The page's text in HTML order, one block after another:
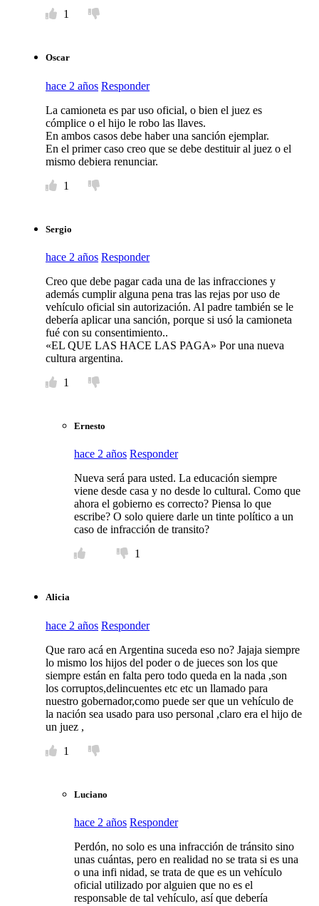
1
Oscar
hace 2 años Responder
La camioneta es par uso oficial, o bien el juez es
cómplice o el hijo le robo las llaves.
En ambos casos debe haber una sanción ejemplar.
En el primer caso creo que se debe destituir al juez o el
mismo debiera renunciar.
1
Sergio
hace 2 años Responder
Creo que debe pagar cada una de las infracciones y
además cumplir alguna pena tras las rejas por uso de
vehículo oficial sin autorización. Al padre también se le
debería aplicar una sanción, porque si usó la camioneta
fué con su consentimiento..
«EL QUE LAS HACE LAS PAGA» Por una nueva
cultura argentina.
1
Ernesto
hace 2 años Responder
Nueva será para usted. La educación siempre
viene desde casa y no desde lo cultural. Como que
ahora el gobierno es correcto? Piensa lo que
escribe? O solo quiere darle un tinte político a un
caso de infracción de transito?
1
Alicia
hace 2 años Responder
Que raro acá en Argentina suceda eso no? Jajaja siempre
lo mismo los hijos del poder o de jueces son los que
siempre están en falta pero todo queda en la nada ,son
los corruptos,delincuentes etc etc un llamado para
nuestro gobernador,como puede ser que un vehículo de
la nación sea usado para uso personal ,claro era el hijo de
un juez ,
1
Luciano
hace 2 años Responder
Perdón, no solo es una infracción de tránsito sino
unas cuántas, pero en realidad no se trata si es una
o una infi nidad, se trata de que es un vehículo
oficial utilizado por alguien que no es el
responsable de tal vehículo, así que debería